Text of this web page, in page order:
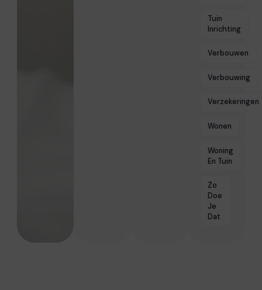
Tuin
Inrichting
Verbouwen
Verbouwing
Verzekeringen
Wonen
Woning
En Tuin
Zo
Doe
Je
Dat